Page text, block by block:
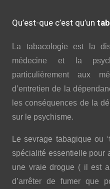
Qu’est-que c’est qu’un
La tabacologie est la
médecine et la
particulièrement aux
d’entretien de la
les conséquences de la
sur le psychisme.
Le sevrage tabagique ou
spécialité essentielle pour
une vraie drogue ( il est
d’arrêter de fumer que